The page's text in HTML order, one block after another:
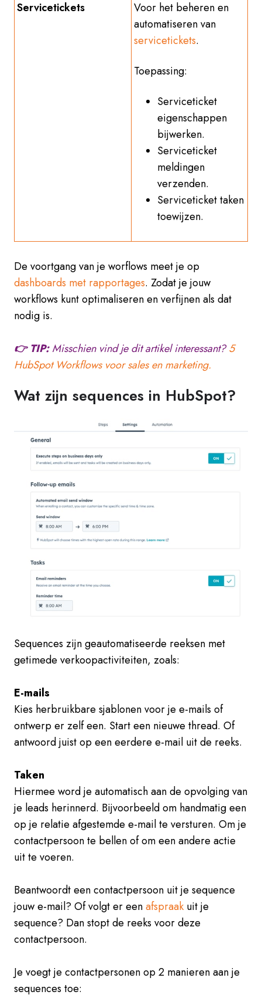
Servicetickets
Voor het beheren en
automatiseren van
servicetickets.
Toepassing:
Serviceticket
eigenschappen
bijwerken.
Serviceticket
meldingen
verzenden.
Serviceticket taken
toewijzen.
De voortgang van je worflows meet je op
dashboards met rapportages. Zodat je jouw
workflows kunt optimaliseren en verfijnen als dat
nodig is.
👉 TIP:Misschien vind je dit artikel interessant?5
HubSpot Workflows voor sales en marketing.
Wat zijn sequences in HubSpot?
Sequences zijn geautomatiseerde reeksen met
getimede verkoopactiviteiten, zoals:
E-mails
Kies herbruikbare sjablonen voor je e-mails of
ontwerp er zelf een. Start een nieuwe thread. Of
antwoord juist op een eerdere e-mail uit de reeks.
Taken
Hiermee word je automatisch aan de opvolging van
je leads herinnerd. Bijvoorbeeld om handmatig een
op je relatie afgestemde e-mail te versturen. Om je
contactpersoon te bellen of om een andere actie
uit te voeren.
Beantwoordt een contactpersoon uit je sequence
jouw e-mail? Of volgt er eenafspraak uit je
sequence? Dan stopt de reeks voor deze
contactpersoon.
Je voegt je contactpersonen op 2 manieren aan je
sequences toe: